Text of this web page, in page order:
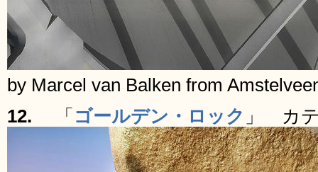
by Marcel van Balken from
12.
「 ゴールデン・ロック 」 カ